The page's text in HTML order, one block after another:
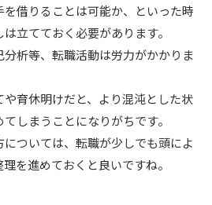
借りることは可能か、といった時
立てておく必要があります。
析等、転職活動は労力がかかりま
育休明けだと、より混沌とした状
しまうことになりがちです。
ついては、転職が少しでも頭によ
を進めておくと良いですね。